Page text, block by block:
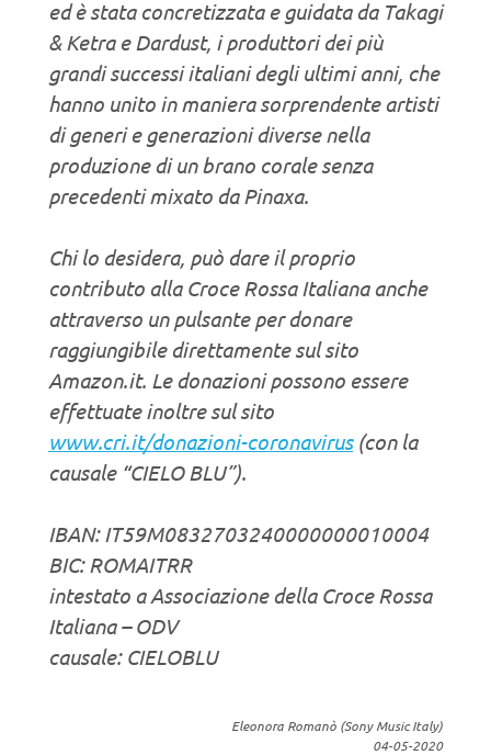
ed è stata concretizzata e guidata da Takagi
& Ketra e Dardust, i produttori dei più
grandi successi italiani degli ultimi anni, che
hanno unito in maniera sorprendente artisti
di generi e generazioni diverse nella
produzione di un brano corale senza
precedenti mixato da Pinaxa.
Chi lo desidera, può dare il proprio
contributo alla Croce Rossa Italiana anche
attraverso un pulsante per donare
raggiungibile direttamente sul sito
Amazon.it. Le donazioni possono essere
effettuate inoltre sul sito
www.cri.it/donazioni-coronavirus(con la
causale “CIELO BLU”).
IBAN: IT59M0832703240000000010004
BIC: ROMAITRR
intestato a Associazione della Croce Rossa
Italiana – ODV
causale: CIELOBLU
Eleonora Romanò (Sony Music Italy)
04-05-2020